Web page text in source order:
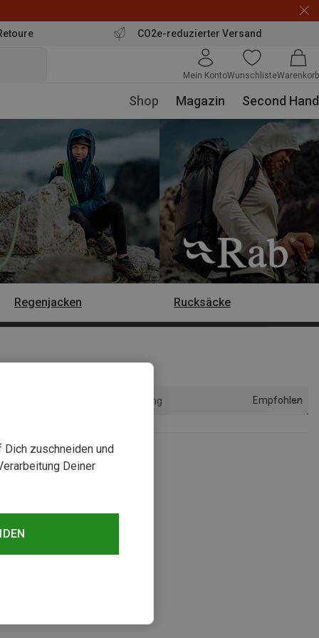
CO2e-reduzierter Versand
Mein KontoWunschlisteWarenkorb
Shop Magazin Second Hand
Regenjacken Rucksäcke
Sortierung Empfohlen
zuschneiden und
Deiner